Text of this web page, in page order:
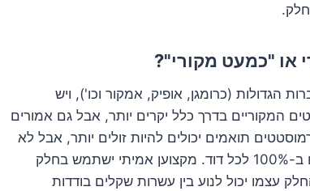
הגדולות (כרומגן, אופיק, אמקור וכו'), ויש
המקוריים בדרך כלל יקרים יותר, אבל גם אמורים
תואמים יכולים להיות זולים יותר, אבל לא
תמיד האיכות שלהם זהה, ולא תמיד הם מתאימים ב-100% לכל דוד. מקצוען אמיתי ישתמש בחלק
עצמו יכול לנוע בין עשרות שקלים בודדות